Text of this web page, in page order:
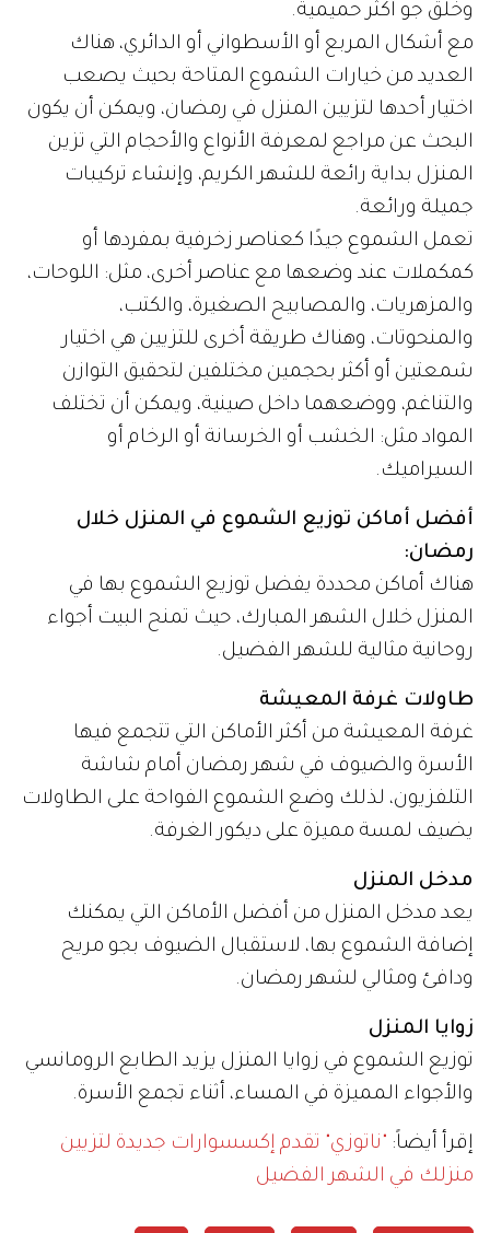
وخلق جو أكثر حميمية.
مع أشكال المربع أو الأسطواني أو الدائري، هناك
العديد من خيارات الشموع المتاحة بحيث يصعب
اختيار أحدها لتزيين المنزل في رمضان، ويمكن أن يكون
البحث عن مراجع لمعرفة الأنواع والأحجام التي تزين
المنزل بداية رائعة للشهر الكريم، وإنشاء تركيبات
جميلة ورائعة.
تعمل الشموع جيدًا كعناصر زخرفية بمفردها أو
كمكملات عند وضعها مع عناصر أخرى، مثل: اللوحات،
والمزهريات، والمصابيح الصغيرة، والكتب،
والمنحوتات، وهناك طريقة أخرى للتزيين هي اختيار
شمعتين أو أكثر بحجمين مختلفين لتحقيق التوازن
والتناغم، ووضعهما داخل صينية، ويمكن أن تختلف
المواد مثل: الخشب أو الخرسانة أو الرخام أو
السيراميك.
أفضل أماكن توزيع الشموع في المنزل خلال
رمضان:
هناك أماكن محددة يفضل توزيع الشموع بها في
المنزل خلال الشهر المبارك، حيث تمنح البيت أجواء
روحانية مثالية للشهر الفضيل.
طاولات غرفة المعيشة
غرفة المعيشة من أكثر الأماكن التي تتجمع فيها
الأسرة والضيوف في شهر رمضان أمام شاشة
التلفزيون، لذلك وضع الشموع الفواحة على الطاولات
يضيف لمسة مميزة على ديكور الغرفة.
مدخل المنزل
يعد مدخل المنزل من أفضل الأماكن التي يمكنك
إضافة الشموع بها، لاستقبال الضيوف بجو مريح
ودافئ ومثالي لشهر رمضان.
زوايا المنزل
توزيع الشموع في زوايا المنزل يزيد الطابع الرومانسي
والأجواء المميزة في المساء، أثناء تجمع الأسرة.
إقرأ أيضاً:
"ناتوزي" تقدم إكسسوارات جديدة لتزيين
منزلك في الشهر الفضيل